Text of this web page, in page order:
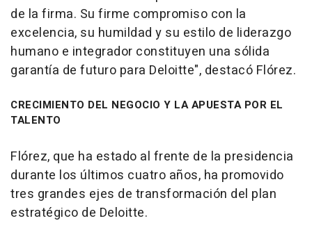
de la firma. Su firme compromiso con la
excelencia, su humildad y su estilo de liderazgo
humano e integrador constituyen una sólida
garantía de futuro para Deloitte", destacó Flórez.
CRECIMIENTO DEL NEGOCIO Y LA APUESTA POR EL
TALENTO
Flórez, que ha estado al frente de la presidencia
durante los últimos cuatro años, ha promovido
tres grandes ejes de transformación del plan
estratégico de Deloitte.